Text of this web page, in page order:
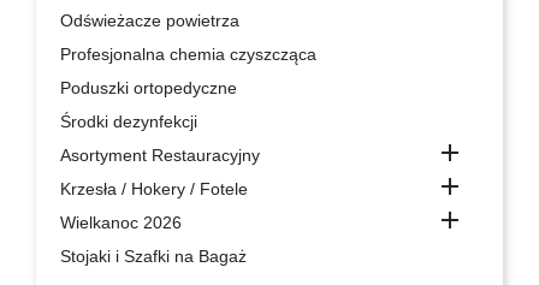
Odświeżacze powietrza
Profesjonalna chemia czyszcząca
Poduszki ortopedyczne
Środki dezynfekcji
Asortyment Restauracyjny

Krzesła / Hokery / Fotele 
Wielkanoc 2026 
Stojaki i Szafki na Bagaż